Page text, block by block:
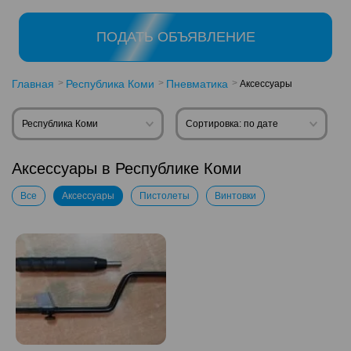
ПОДАТЬ ОБЪЯВЛЕНИЕ
Главная Республика Коми Пневматика Аксессуары
Республика Коми Сортировка: по дате
Аксессуары в Республике Коми
Все Аксессуары Пистолеты Винтовки